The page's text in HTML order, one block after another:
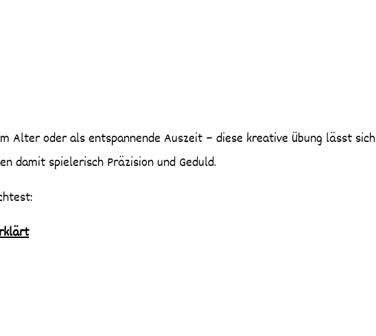
Alter oder als entspannende Auszeit – diese kreative Übung lässt sich
damit spielerisch Präzision und Geduld.